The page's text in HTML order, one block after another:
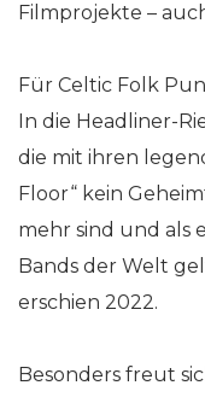
Filmprojekte –
Für Celtic Folk
In die Headliner-
die mit ihren
Floor“ kein
mehr sind und als
Bands der Welt
erschien 2022.
Besonders freut